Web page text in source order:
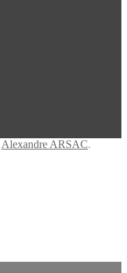
Alexandre ARSAC.